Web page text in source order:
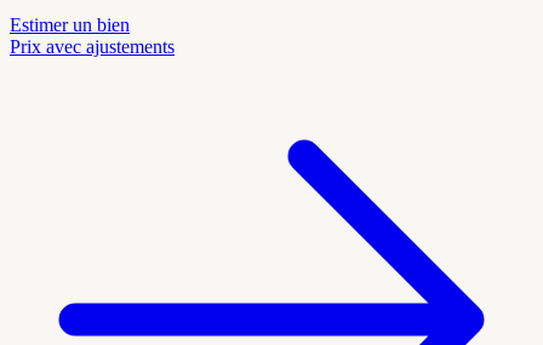
Estimer un bien
Prix avec ajustements